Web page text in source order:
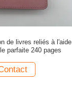
de livres reliés à l'aide
parfaite 240 pages